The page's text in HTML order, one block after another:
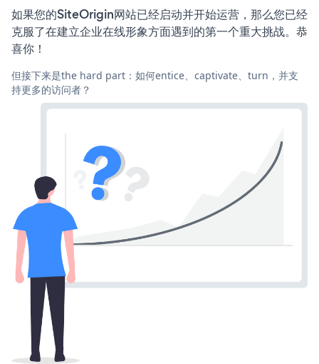
如果您的SiteOrigin网站已经启动并开始运营，那么您已经
克服了在建立企业在线形象方面遇到的第一个重大挑战。恭
喜你！
但接下来是the hard part：如何entice、captivate、turn，并支
持更多的访问者？